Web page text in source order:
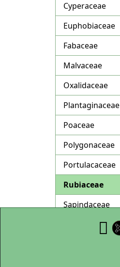
Cyperaceae
Euphobiaceae
Fabaceae
Malvaceae
Oxalidaceae
Plantaginaceae
Poaceae
Polygonaceae
Portulacaceae
Rubiaceae
Sapindaceae
Solanaceae